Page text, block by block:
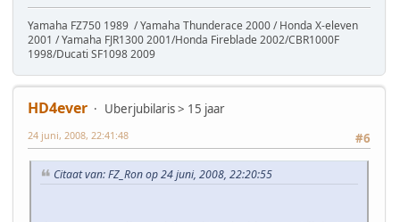
Yamaha FZ750 1989 / Yamaha Thunderace 2000 / Honda X-eleven
2001 / Yamaha FJR1300 2001/Honda Fireblade 2002/CBR1000F
1998/Ducati SF1098 2009
HD4ever
Uberjubilaris > 15 jaar
#6
24 juni, 2008, 22:41:48
Citaat van: FZ_Ron op 24 juni, 2008, 22:20:55